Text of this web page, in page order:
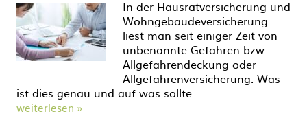
In der Hausratversicherung und
Wohngebäudeversicherung
liest man seit einiger Zeit von
unbenannte Gefahren bzw.
Allgefahrendeckung oder
Allgefahrenversicherung. Was
ist dies genau und auf was sollte …
weiterlesen »